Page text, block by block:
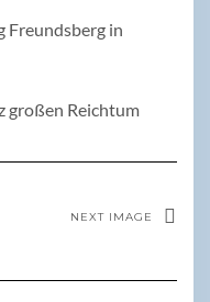
großen Reichtum
NEXT IMAGE